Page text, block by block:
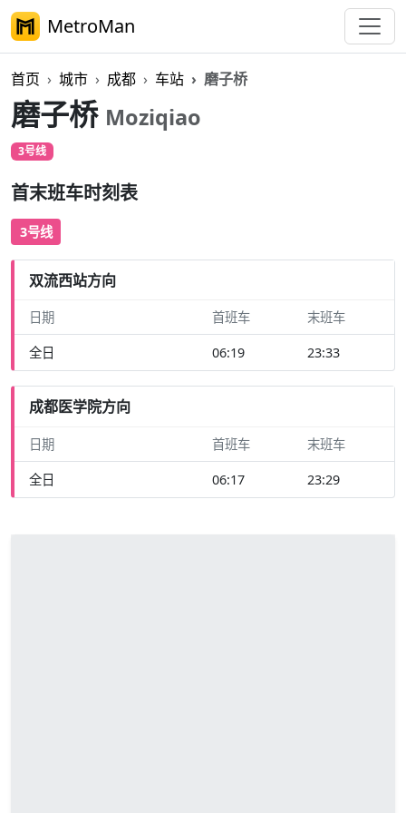
MetroMan
首页 城市 成都 车站 磨子桥
磨子桥 Moziqiao
3号线
首末班车时刻表
3号线
双流西站方向
日期 首班车 末班车
全日 06:19 23:33
成都医学院方向
日期 首班车 末班车
全日 06:17 23:29